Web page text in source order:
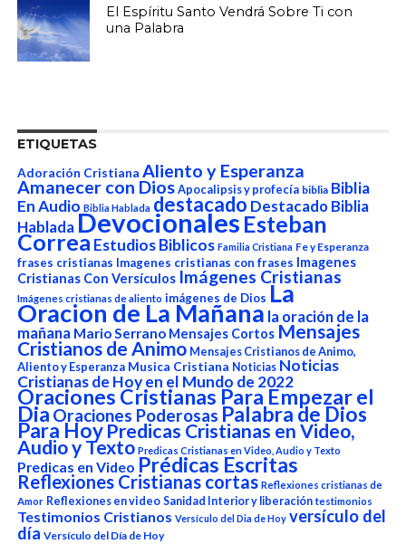
El Espíritu Santo Vendrá Sobre Ti con
una Palabra
ETIQUETAS
Adoración Cristiana Aliento y Esperanza
Amanecer con Dios Apocalipsis y profecía biblia Biblia
En Audio Biblia Hablada destacado Destacado Biblia
HabladaDevocionalesEsteban
Correa Estudios Biblicos Familia Cristiana Fe y Esperanza
frases cristianas Imagenes cristianas con frases Imagenes
Cristianas Con Versículos Imágenes Cristianas
Imágenes cristianas de aliento imágenes de Dios La
Oracion de La Mañana la oración de la
mañana Mario Serrano Mensajes Cortos Mensajes
Cristianos de Animo Mensajes Cristianos de Animo,
Aliento y Esperanza Musica Cristiana Noticias Noticias
Cristianas de Hoy en el Mundo de 2022
Oraciones Cristianas Para Empezar el
DiaOraciones Poderosas Palabra de Dios
Para Hoy Predicas Cristianas en Video,
Audio y Texto Predicas Cristianas en Video, Audio y Texto
Predicas en Video Prédicas Escritas
Reflexiones Cristianas cortas Reflexiones cristianas de
Amor Reflexiones en video Sanidad Interior y liberación testimonios
Testimonios Cristianos Versículo del Dia de Hoy versículo del
día Versículo del Día de Hoy